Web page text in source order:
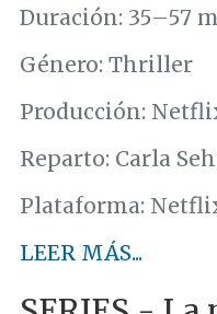
Duración: 35–57
Género: Thriller
Producción:
Reparto: Carla
Plataforma:
LEER MÁS...